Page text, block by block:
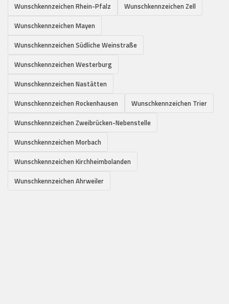
Wunschkennzeichen Rhein-Pfalz
Wunschkennzeichen Zell
Wunschkennzeichen Mayen
Wunschkennzeichen Südliche Weinstraße
Wunschkennzeichen Westerburg
Wunschkennzeichen Nastätten
Wunschkennzeichen Rockenhausen
Wunschkennzeichen Trier
Wunschkennzeichen Zweibrücken-Nebenstelle
Wunschkennzeichen Morbach
Wunschkennzeichen Kirchheimbolanden
Wunschkennzeichen Ahrweiler